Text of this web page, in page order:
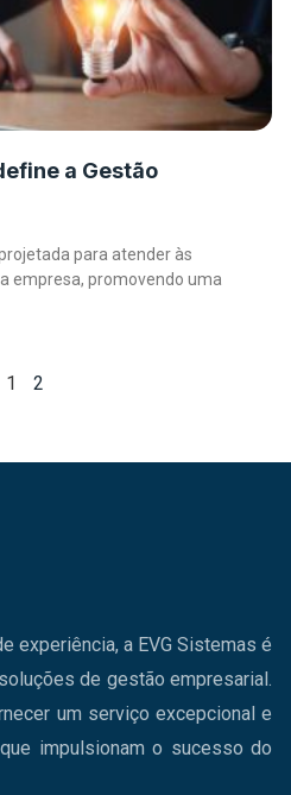
a Gestão
para atender às
empresa, promovendo uma
1 2
experiência, a EVG Sistemas é
de gestão empresarial.
um serviço excepcional e
impulsionam o sucesso do